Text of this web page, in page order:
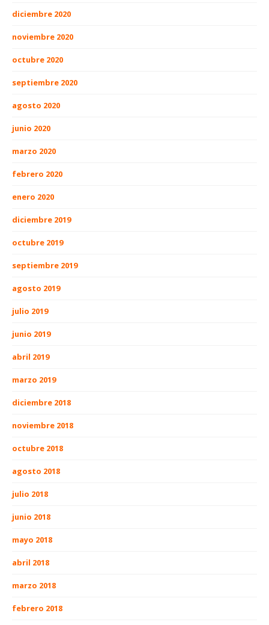
diciembre 2020
noviembre 2020
octubre 2020
septiembre 2020
agosto 2020
junio 2020
marzo 2020
febrero 2020
enero 2020
diciembre 2019
octubre 2019
septiembre 2019
agosto 2019
julio 2019
junio 2019
abril 2019
marzo 2019
diciembre 2018
noviembre 2018
octubre 2018
agosto 2018
julio 2018
junio 2018
mayo 2018
abril 2018
marzo 2018
febrero 2018